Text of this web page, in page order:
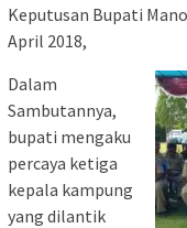
Keputusan Bupati
April 2018,
Dalam
Sambutannya,
bupati mengaku
percaya ketiga
kepala kampung
yang dilantik